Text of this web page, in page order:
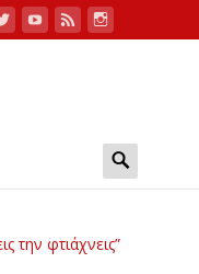
Search
for:
την φτιάχνεις”